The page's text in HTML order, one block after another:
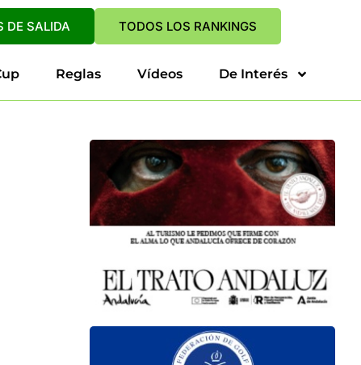
DE SALIDA TODOS LOS RANKINGS
Reglas Vídeos De Interés